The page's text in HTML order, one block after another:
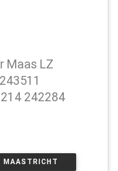
Maas LZ
242284
MAASTRICHT